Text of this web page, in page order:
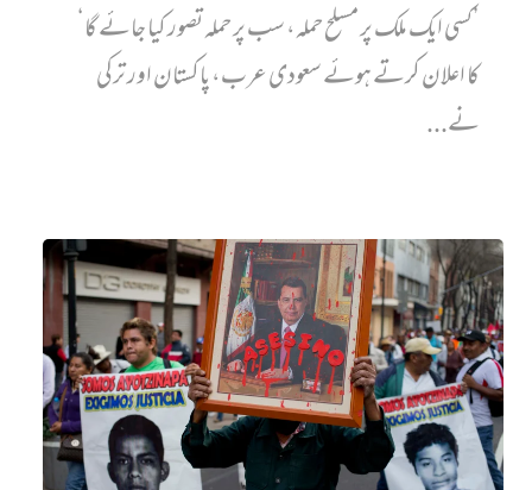
’کسی ایک ملک پر مسلح حملہ، سب پر حملہ تصور کیا جائے گا‘
کا اعلان کرتے ہوئے سعودی عرب، پاکستان اور ترکی
نے...